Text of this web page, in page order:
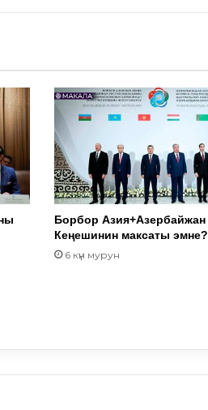
Борбор Азия+Азербайжан
Кеңешинин максаты эмне?
6 күн мурун